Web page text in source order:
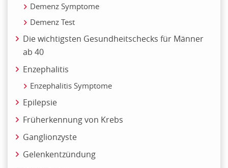
Demenz Symptome
Demenz Test
Die wichtigsten Gesundheitschecks für Männer
ab 40
Enzephalitis
Enzephalitis Symptome
Epilepsie
Früherkennung von Krebs
Ganglionzyste
Gelenkentzündung